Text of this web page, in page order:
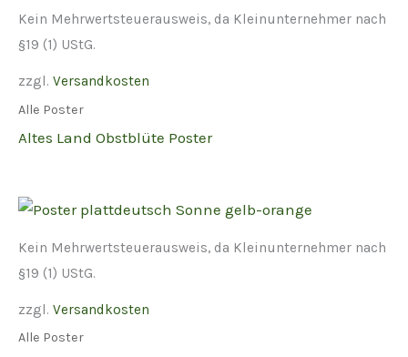
Kein Mehrwertsteuerausweis, da Kleinunternehmer nach
§19 (1) UStG.
zzgl. Versandkosten
Alle Poster
Altes Land Obstblüte Poster
Kein Mehrwertsteuerausweis, da Kleinunternehmer nach
§19 (1) UStG.
zzgl. Versandkosten
Alle Poster